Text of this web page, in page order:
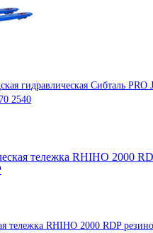
гидравлическая Сибталь PRO
2540
тележка RHIHO 2000 RDP